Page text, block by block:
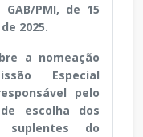
GAB/PMI, de 15
2025.
a nomeação
Especial
pelo
escolha dos
suplentes do